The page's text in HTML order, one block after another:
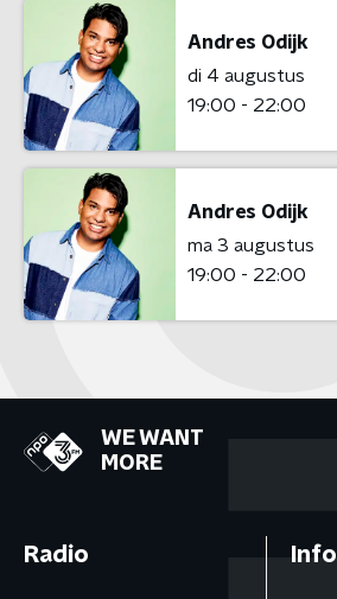
Andres Odijk
di 4 augustus
19:00 - 22:00
Andres Odijk
ma 3 augustus
19:00 - 22:00
WE WANT
MORE
Radio Info